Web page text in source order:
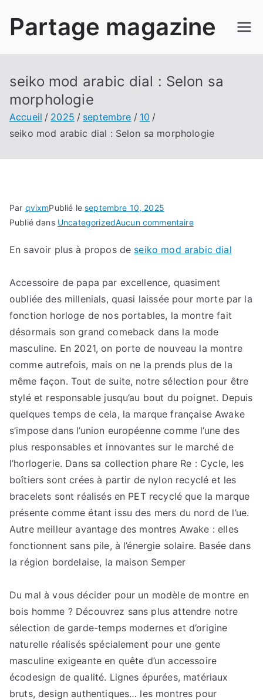
Partage magazine
seiko mod arabic dial : Selon sa
morphologie
Accueil 2025 septembre
10
seiko mod arabic dial : Selon sa morphologie
Par qvixmPublié leseptembre 10, 2025
Publié dans UncategorizedAucun commentairesur
mod
dial
:
morphologie
En savoir plus à propos de seiko mod arabic dial
Accessoire de papa par excellence, quasiment
oubliée des millenials, quasi laissée pour morte par la
fonction horloge de nos portables, la montre fait
désormais son grand comeback dans la mode
masculine. En 2021, on porte de nouveau la montre
comme autrefois, mais on ne la prends plus de la
même façon. Tout de suite, notre sélection pour être
stylé et responsable jusqu’au bout du poignet. Depuis
quelques temps de cela, la marque française Awake
s’impose dans l’union européenne comme l’une des
plus responsables et innovantes sur le marché de
l’horlogerie. Dans sa collection phare Re : Cycle, les
boîtiers sont crées à partir de nylon recyclé et les
bracelets sont réalisés en PET recyclé que la marque
présente comme étant issu des mers du nord de l’ue.
Autre meilleur avantage des montres Awake : elles
fonctionnent sans pile, à l’énergie solaire. Basée dans
la région bordelaise, la maison Semper
Du mal à vous décider pour un modèle de montre en
bois homme ? Découvrez sans plus attendre notre
sélection de garde-temps modernes et d’origine
naturelle réalisés spécialement pour une gente
masculine exigeante en quête d’un accessoire
écodesign de qualité. Lignes épurées, matériaux
bruts, design authentiques… les montres pour